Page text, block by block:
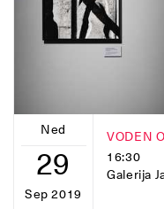
Ned
29
Sep 2019
VODEN
16:30
Galerija